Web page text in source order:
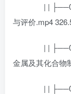
| | ├──03.
与评价.mp4
| | ├──04.
金属及其化合物
| | ├──05.